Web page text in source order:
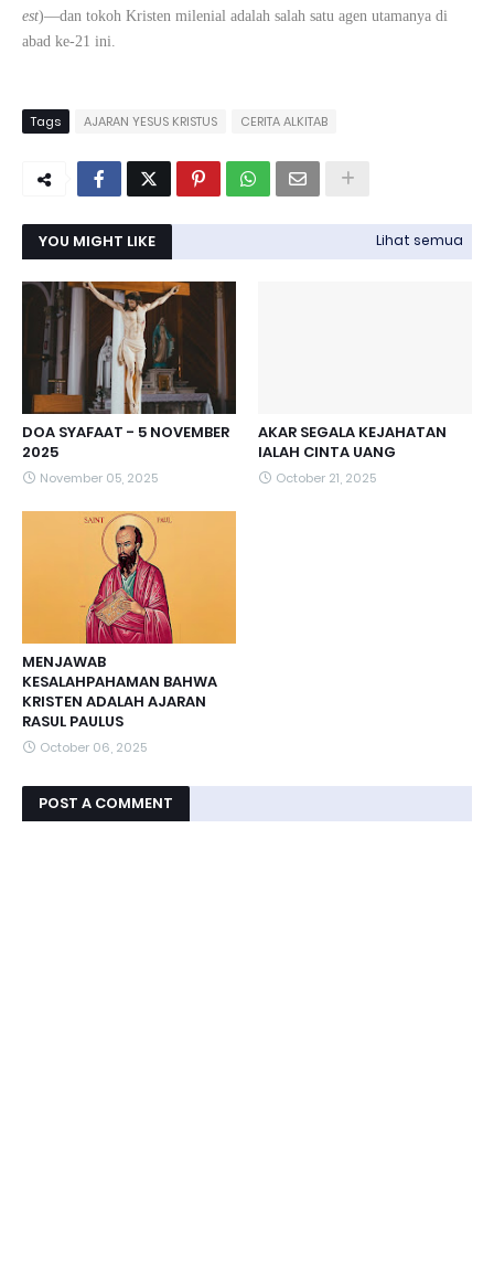
est)—dan tokoh Kristen milenial adalah salah satu agen utamanya di
abad ke-21 ini.
Tags AJARAN YESUS KRISTUS CERITA ALKITAB
YOU MIGHT LIKE Lihat semua
DOA SYAFAAT - 5 NOVEMBER
2025
November 05, 2025
AKAR SEGALA KEJAHATAN
IALAH CINTA UANG
October 21, 2025
MENJAWAB
KESALAHPAHAMAN BAHWA
KRISTEN ADALAH AJARAN
RASUL PAULUS
October 06, 2025
POST A COMMENT